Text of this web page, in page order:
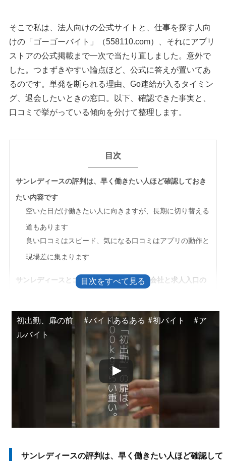
そこで私は、法人向けの公式サイトと、仕事を探す人向
けの「ゴーゴーバイト」（558110.com）、それにアプリ
ストアの公式掲載まで一次で当たり直しました。意外で
した。つまずきやすい論点ほど、公式に答えが置いてあ
るのです。単発を断られる理由、Go速給が入るタイミン
グ、退会したいときの窓口。以下、確認できた事実と、
口コミで挙がっている傾向を分けて整理します。
目次
サンレディースの評判は、早く働きたい人ほど確認しておき
たい内容です
空いた日だけ働きたい人に向きますが、長期に切り替える
道もあります
良い口コミはスピード、気になる口コミはアプリの動作と
現場差に集まります
サンレディースとゴーゴーバイトは、運営会社と求人入口の
ゴーゴーバイトは、短期バイトを探すための入口です
派遣・請負・紹介で、雇う会社と給与の出どころが変わり
ます
登録後に応募できても、勤務確定までは確認が必要です
面接なしの案件でも、確定連絡を待ってから動きます
応募中のまま動かないときは、採用を決めるのが誰かを見
単発で断られる理由は、案件の雇用形態で変わります
初出勤、扉の前 #バイトあるある #初バイト #ア
ルバイト
サンレディースの評判は、早く働きたい人ほど確認して